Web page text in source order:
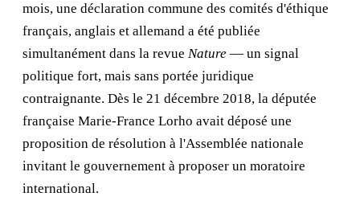
mois, une déclaration commune des comités d'éthique
français, anglais et allemand a été publiée
simultanément dans la revue Nature — un signal
politique fort, mais sans portée juridique
contraignante. Dès le 21 décembre 2018, la députée
française Marie-France Lorho avait déposé une
proposition de résolution à l'Assemblée nationale
invitant le gouvernement à proposer un moratoire
international.